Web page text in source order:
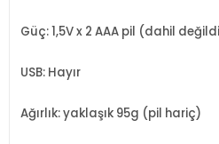
Güç: 1,5V x 2 AAA pil (dahil
USB: Hayır
Ağırlık: yaklaşık 95g (pil hariç)